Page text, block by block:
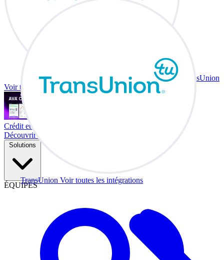
TransUnion Voir toutes les intégrations
TransUnion
Voir toutes les intégrations
Crédit et échange à votre bureau.
Découvrir Co-Driver
Solutions
ÉQUIPES